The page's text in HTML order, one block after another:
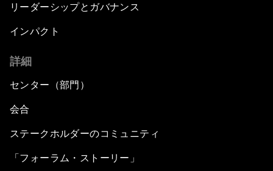
リーダーシップとガバナンス
インパクト
詳細
センター（部門）
会合
ステークホルダーのコミュニティ
「フォーラム・ストーリー」